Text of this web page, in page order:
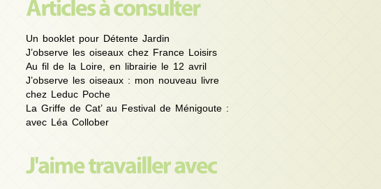
Un booklet pour Détente Jardin
J’observe les oiseaux chez France Loisirs
Au fil de la Loire, en librairie le 12 avril
J’observe les oiseaux : mon nouveau livre
chez Leduc Poche
La Griffe de Cat’ au Festival de Ménigoute :
avec Léa Collober